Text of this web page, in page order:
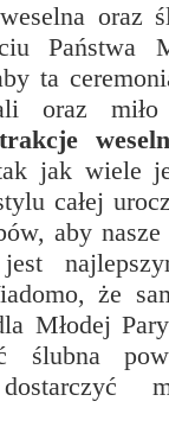
oraz
Państwa
ta
oraz
jak wiele
całej
aby
że
Młodej
ślubna